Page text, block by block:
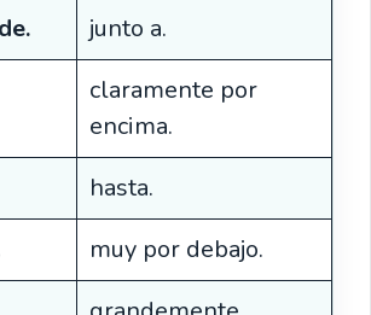
junto a.
claramente por
encima.
hasta.
muy por debajo.